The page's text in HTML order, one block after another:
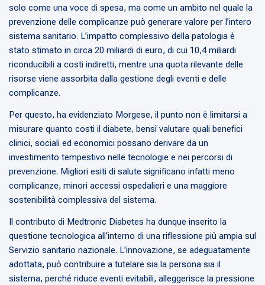
solo come una voce di spesa, ma come un ambito nel quale la
prevenzione delle complicanze può generare valore per l’intero
sistema sanitario. L’impatto complessivo della patologia è
stato stimato in circa 20 miliardi di euro, di cui 10,4 miliardi
riconducibili a costi indiretti, mentre una quota rilevante delle
risorse viene assorbita dalla gestione degli eventi e delle
complicanze.
Per questo, ha evidenziato Morgese, il punto non è limitarsi a
misurare quanto costi il diabete, bensì valutare quali benefici
clinici, sociali ed economici possano derivare da un
investimento tempestivo nelle tecnologie e nei percorsi di
prevenzione. Migliori esiti di salute significano infatti meno
complicanze, minori accessi ospedalieri e una maggiore
sostenibilità complessiva del sistema.
Il contributo di Medtronic Diabetes ha dunque inserito la
questione tecnologica all’interno di una riflessione più ampia sul
Servizio sanitario nazionale. L’innovazione, se adeguatamente
adottata, può contribuire a tutelare sia la persona sia il
sistema, perché riduce eventi evitabili, alleggerisce la pressione